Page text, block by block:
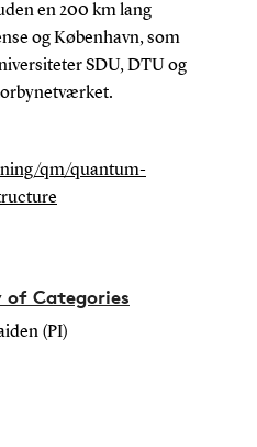
en 200 km lang
og København, som
SDU, DTU og
qm/quantum-
of Categories
(PI)